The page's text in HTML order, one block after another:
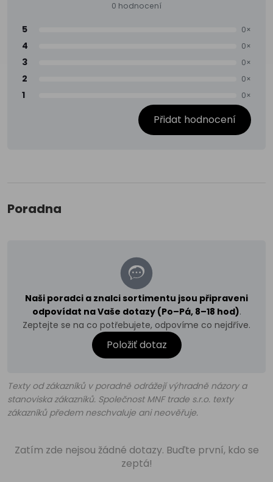
0 hodnocení
5 0×
4 0×
3 0×
2 0×
1 0×
Přidat hodnocení
Poradna
Naši poradci a znalci sortimentu jsou připraveni
odpovídat na Vaše dotazy (Po–Pá, 8–18 hod).
Zeptejte se na co potřebujete, odpovíme co nejdříve.
Položiť dotaz
Texty od zákazníků v poradně odrážejí výhradně názory a
stanoviska zákazníků. Společnost MNF trade s.r.o. texty
zákazníků předem neschvaluje ani neověřuje.
Zatím zde nejsou žádné dotazy. Buďte první, kdo se
zeptá!